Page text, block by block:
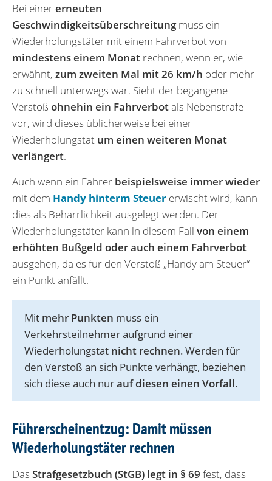
Bei einererneuten
Geschwindigkeitsüberschreitungmuss ein
Wiederholungstäter mit einem Fahrverbot von
mindestens einem Monat rechnen, wenn er, wie
erwähnt, zum zweiten Mal mit 26 km/h oder mehr
zu schnell unterwegs war. Sieht der begangene
Verstoß ohnehin ein Fahrverbotals Nebenstrafe
vor, wird dieses üblicherweise bei einer
Wiederholungstat um einen weiteren Monat
verlängert.
Auch wenn ein Fahrer beispielsweise immer wieder
mit dem Handy hinterm Steuer erwischt wird, kann
dies als Beharrlichkeit ausgelegt werden. Der
Wiederholungstäter kann in diesem Fall von einem
erhöhten Bußgeld oder auch einem Fahrverbot
ausgehen, da es für den Verstoß „Handy am Steuer“
ein Punkt anfällt.
Mit mehr Punkten muss ein
Verkehrsteilnehmer aufgrund einer
Wiederholungstat nicht rechnen. Werden für
den Verstoß an sich Punkte verhängt, beziehen
sich diese auch nurauf diesen einen Vorfall.
Führerscheinentzug: Damit müssen
Wiederholungstäter rechnen
Das Strafgesetzbuch (StGB) legt in § 69 fest, dass